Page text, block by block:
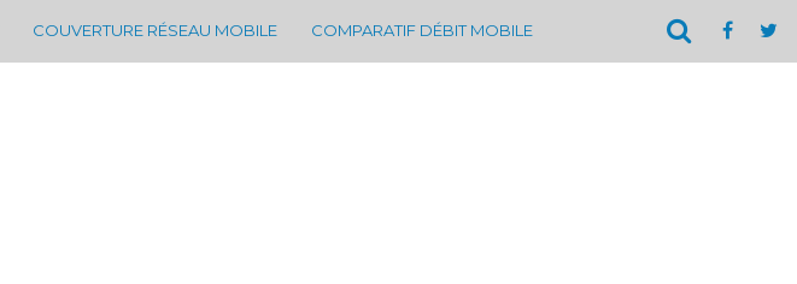
COUVERTURE RÉSEAU MOBILE COMPARATIF DÉBIT MOBILE